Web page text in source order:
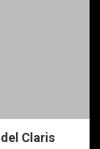
Claris